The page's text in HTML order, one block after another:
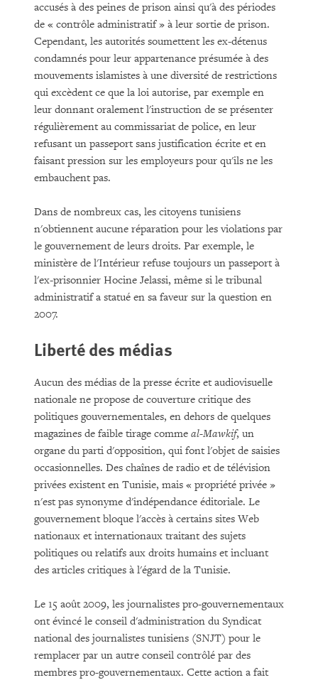
accusés à des peines de prison ainsi qu'à des périodes
de « contrôle administratif » à leur sortie de prison.
Cependant, les autorités soumettent les ex-détenus
condamnés pour leur appartenance présumée à des
mouvements islamistes à une diversité de restrictions
qui excèdent ce que la loi autorise, par exemple en
leur donnant oralement l'instruction de se présenter
régulièrement au commissariat de police, en leur
refusant un passeport sans justification écrite et en
faisant pression sur les employeurs pour qu'ils ne les
embauchent pas.
Dans de nombreux cas, les citoyens tunisiens
n'obtiennent aucune réparation pour les violations par
le gouvernement de leurs droits. Par exemple, le
ministère de l'Intérieur refuse toujours un passeport à
l'ex-prisonnier Hocine Jelassi, même si le tribunal
administratif a statué en sa faveur sur la question en
2007.
Liberté des médias
Aucun des médias de la presse écrite et audiovisuelle
nationale ne propose de couverture critique des
politiques gouvernementales, en dehors de quelques
magazines de faible tirage comme al-Mawkif, un
organe du parti d'opposition, qui font l'objet de saisies
occasionnelles. Des chaînes de radio et de télévision
privées existent en Tunisie, mais « propriété privée »
n'est pas synonyme d'indépendance éditoriale. Le
gouvernement bloque l'accès à certains sites Web
nationaux et internationaux traitant des sujets
politiques ou relatifs aux droits humains et incluant
des articles critiques à l'égard de la Tunisie.
Le 15 août 2009, les journalistes pro-gouvernementaux
ont évincé le conseil d'administration du Syndicat
national des journalistes tunisiens (SNJT) pour le
remplacer par un autre conseil contrôlé par des
membres pro-gouvernementaux. Cette action a fait